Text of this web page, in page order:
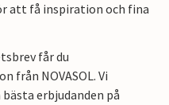
att få inspiration och fina
får du
från NOVASOL. Vi
erbjudanden på